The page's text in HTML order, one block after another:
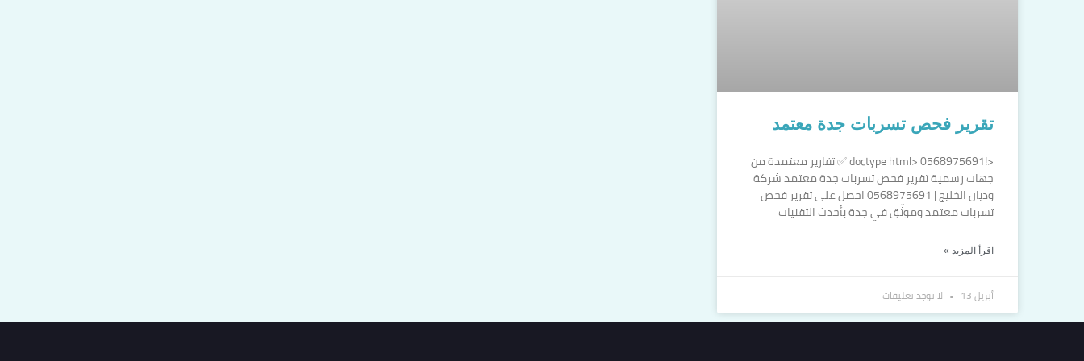
تقرير فحص تسربات جدة معتمد
<!doctype html> 0568975691 ✅ تقارير معتمدة من
جهات رسمية تقرير فحص تسربات جدة معتمد شركة
وديان الخليج | 0568975691 احصل على تقرير فحص
تسربات معتمد وموثّق في جدة بأحدث التقنيات
اقرأ المزيد »
أبريل 13 لا توجد تعليقات